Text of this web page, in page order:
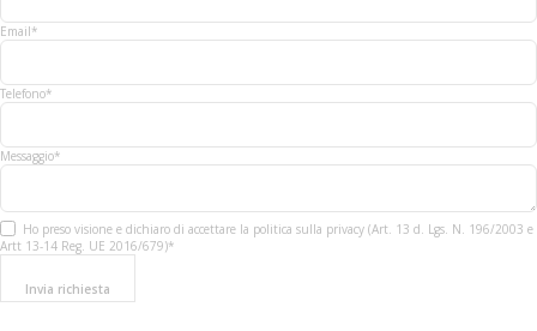
Email*
Telefono*
Messaggio*
Ho preso visione e dichiaro di accettare la politica sulla privacy (Art. 13 d. Lgs. N. 196/2003 e
Artt 13-14 Reg. UE 2016/679)*
Invia richiesta